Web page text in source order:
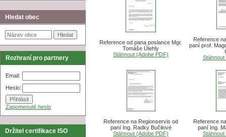
Hledat obec
Rozhraní pro partnery
Email:
Heslo:
Zapomenuté heslo
Držitel certifikace ISO
Reference od pana poslance Mgr.
Tomáše Úlehly
Stáhnout (Adobe PDF)
Reference
paní prof.
Reference na Regionservis od
paní Ing. Radky Bučilové
Stáhnout (Adobe PDF)
Reference
paní Ing.